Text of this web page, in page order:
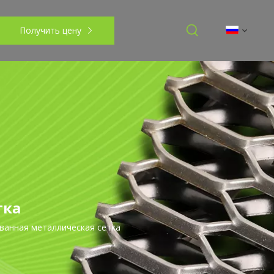
Получить цену
металлическая сетка